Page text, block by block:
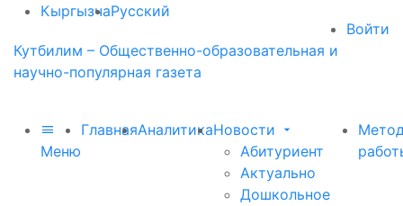
КыргызчаРусский
Войти
Кутбилим – Общественно-образовательная и
научно-популярная газета
Меню
ГлавнаяАналитикаНовости
Абитуриент
Актуально
Дошкольное